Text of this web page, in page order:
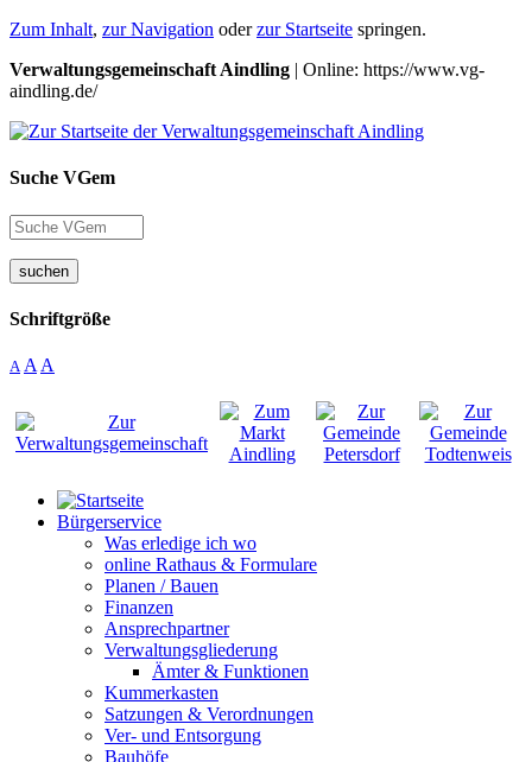
Zum Inhalt, zur Navigation oderzur Startseite springen.
Verwaltungsgemeinschaft Aindling | Online: https://www.vg-
aindling.de/
Suche VGem
suchen
Schriftgröße
A A A
Bürgerservice
Was erledige ich wo
online Rathaus & Formulare
Planen / Bauen
Finanzen
Ansprechpartner
Verwaltungsgliederung
Ämter & Funktionen
Kummerkasten
Satzungen & Verordnungen
Ver- und Entsorgung
Bauhöfe